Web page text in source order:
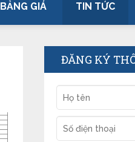
BẢNG GIÁ TIN TỨC
ĐĂNG KÝ